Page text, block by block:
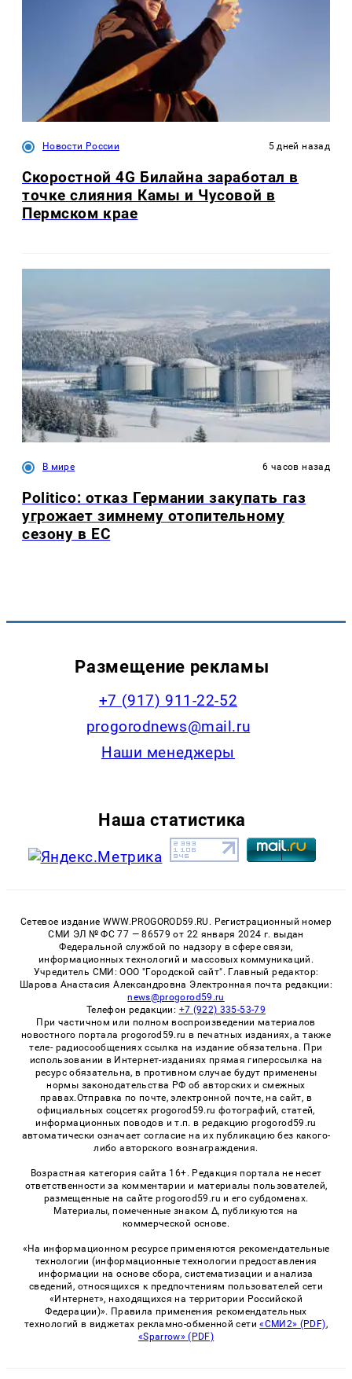
Новости России 5 дней назад
Скоростной 4G Билайна заработал в
точке слияния Камы и Чусовой в
Пермском крае
В мире 6 часов назад
Politico: отказ Германии закупать газ
угрожает зимнему отопительному
сезону в ЕС
Размещение рекламы
+7 (917) 911-22-52
progorodnews@mail.ru
Наши менеджеры
Наша статистика
Сетевое издание WWW.PROGOROD59.RU. Регистрационный номер
СМИ ЭЛ № ФС 77 — 86579 от 22 января 2024 г. выдан
Федеральной службой по надзору в сфере связи,
информационных технологий и массовых коммуникаций.
Учредитель СМИ: ООО "Городской сайт". Главный редактор:
Шарова Анастасия Александровна Электронная почта редакции:
news@progorod59.ru
Телефон редакции: +7 (922) 335-53-79
При частичном или полном воспроизведении материалов
новостного портала progorod59.ru в печатных изданиях, а также
теле- радиосообщениях ссылка на издание обязательна. При
использовании в Интернет-изданиях прямая гиперссылка на
ресурс обязательна, в противном случае будут применены
нормы законодательства РФ об авторских и смежных
правах.Отправка по почте, электронной почте, на сайт, в
официальных соцсетях progorod59.ru фотографий, статей,
информационных поводов и т.п. в редакцию progorod59.ru
автоматически означает согласие на их публикацию без какого-
либо авторского вознаграждения.
Возрастная категория сайта 16+. Редакция портала не несет
ответственности за комментарии и материалы пользователей,
размещенные на сайте progorod59.ru и его субдоменах.
Материалы, помеченные знаком Δ, публикуются на
коммерческой основе.
«На информационном ресурсе применяются рекомендательные
технологии (информационные технологии предоставления
информации на основе сбора, систематизации и анализа
сведений, относящихся к предпочтениям пользователей сети
«Интернет», находящихся на территории Российской
Федерации)». Правила применения рекомендательных
технологий в виджетах рекламно-обменной сети«СМИ2» (PDF),
«Sparrow» (PDF)